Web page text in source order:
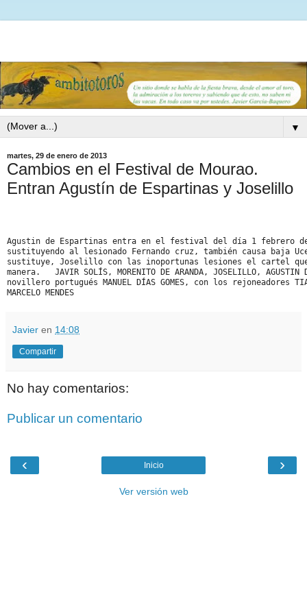
▼
martes, 29 de enero de 2013
Cambios en el Festival de Mourao.
Entran Agustín de Espartinas y Joselillo
Agustin de Espartinas entra en el festival del día 1 febrero de
sustituyendo al lesionado Fernando cruz, también causa baja
sustituye, Joselillo con las inoportunas lesiones el cartel
manera.   JAVIR SOLÍS, MORENITO DE ARANDA, JOSELILLO, AGUSTIN
novillero portugués MANUEL DÍAS GOMES, con los rejoneadores
MARCELO MENDES
Javier en 14:08
Compartir
No hay comentarios:
Publicar un comentario
‹ ›
Inicio
Ver versión web